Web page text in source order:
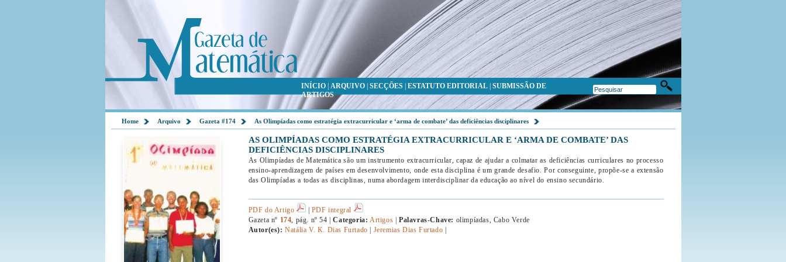
INÍCIO| ARQUIVO| SECÇÕES| ESTATUTO EDITORIAL| SUBMISSÃO DE
ARTIGOS
Home Arquivo Gazeta #174 As Olimpíadas como estratégia extracurricular e ‘arma de combate’ das deficiências disciplinares
AS OLIMPÍADAS COMO ESTRATÉGIA EXTRACURRICULAR E ‘ARMA DE COMBATE’ DAS
DEFICIÊNCIAS DISCIPLINARES
As Olimpíadas de Matemática são um instrumento extracurricular, capaz de ajudar a colmatar as deficiências curriculares no processo
ensino-aprendizagem de países em desenvolvimento, onde esta disciplina é um grande desafio. Por conseguinte, propõe-se a extensão
das Olimpíadas a todas as disciplinas, numa abordagem interdisciplinar da educação ao nível do ensino secundário.
PDF do Artigo | PDF integral
Gazeta nº 174, pág. nº 54 |Categoria: Artigos Palavras-Chave: olimpíadas, Cabo Verde
Autor(es): Natália V. K. Dias Furtado Jeremias Dias Furtado